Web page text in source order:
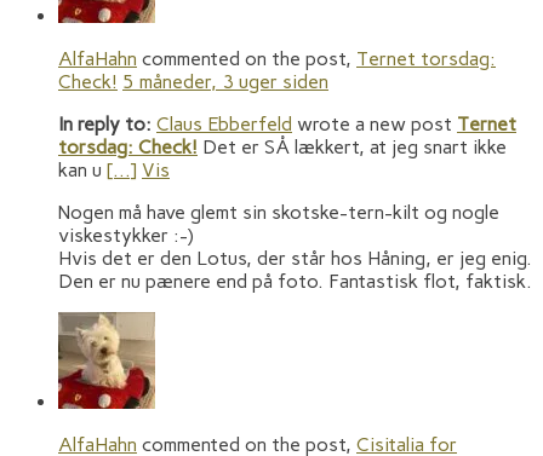
AlfaHahn commented on the post, Ternet torsdag:
Check! 5 måneder, 3 uger siden
In reply to: Claus Ebberfeld wrote a new post Ternet
torsdag: Check! Det er SÅ lækkert, at jeg snart ikke
kan u […] Vis
Nogen må have glemt sin skotske-tern-kilt og nogle
viskestykker :-)
Hvis det er den Lotus, der står hos Håning, er jeg enig.
Den er nu pænere end på foto. Fantastisk flot, faktisk.
AlfaHahn commented on the post, Cisitalia for